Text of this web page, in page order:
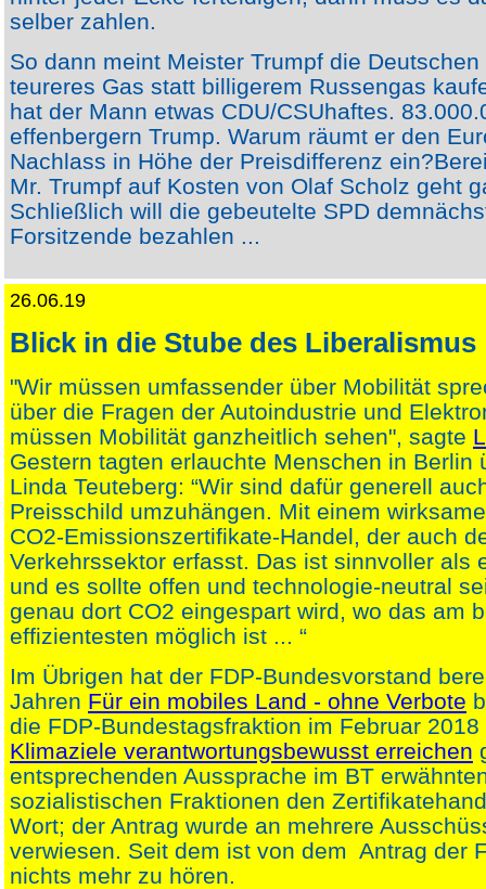
selber zahlen.
So dann meint Meister Trumpf die
teureres Gas statt billigerem Russengas
hat der Mann etwas CDU/CSUhaftes.
effenbergern Trump. Warum räumt er den
Nachlass in Höhe der Preisdifferenz
Mr. Trumpf auf Kosten von Olaf Scholz geht
Schließlich will die gebeutelte SPD
Forsitzende bezahlen ...
26.06.19
Blick in die Stube des Liberalismus
"Wir müssen umfassender über Mobilität
über die Fragen der Autoindustrie und
müssen Mobilität ganzheitlich sehen", sagte
Gestern tagten erlauchte Menschen in Berlin
Linda Teuteberg: “Wir sind dafür generell
Preisschild umzuhängen. Mit einem
CO2-Emissionszertifikate-Handel, der auch
Verkehrssektor erfasst. Das ist sinnvoller als
und es sollte offen und technologie-neutral
genau dort CO2 eingespart wird, wo das am
effizientesten möglich ist ... “
Im Übrigen hat der FDP-Bundesvorstand
Jahren Für ein mobiles Land - ohne Verbote
die FDP-Bundestagsfraktion im Februar 2018
Klimaziele verantwortungsbewusst erreichen
entsprechenden Aussprache im BT
sozialistischen Fraktionen den
Wort; der Antrag wurde an mehrere
verwiesen. Seit dem ist von dem Antrag der
nichts mehr zu hören.